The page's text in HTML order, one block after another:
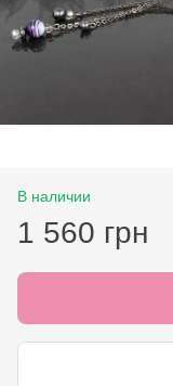
В наличии
1 560 грн